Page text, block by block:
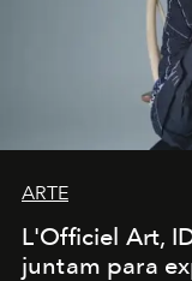
ARTE
L'Officiel Art,
juntam para